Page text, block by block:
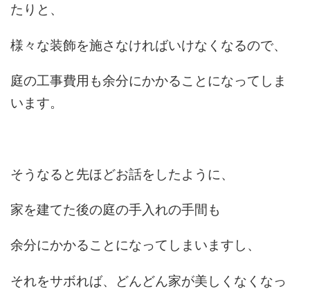
たりと、
様々な装飾を施さなければいけなくなるので、
庭の工事費用も余分にかかることになってしま
います。
そうなると先ほどお話をしたように、
家を建てた後の庭の手入れの手間も
余分にかかることになってしまいますし、
それをサボれば、どんどん家が美しくなくなっ